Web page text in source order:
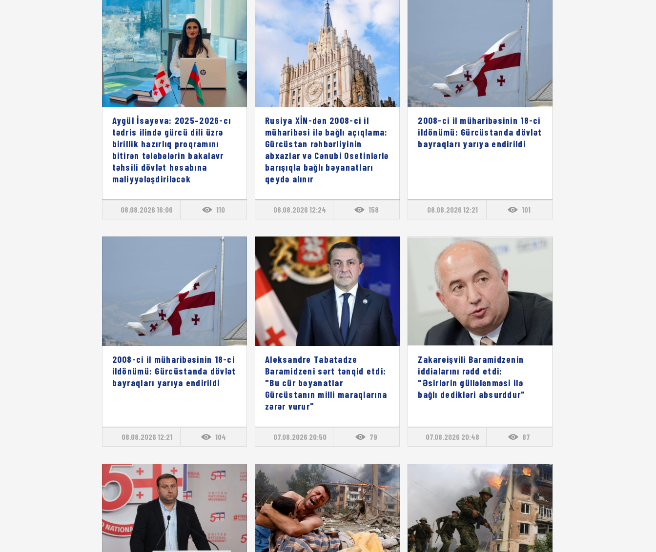
Aygül İsayeva: 2025–2026-cı
tədris ilində gürcü dili üzrə
birillik hazırlıq proqramını
bitirən tələbələrin bakalavr
təhsili dövlət hesabına
maliyyələşdiriləcək
08.08.2026 16:06 110
Rusiya XİN-dən 2008-ci il
müharibəsi ilə bağlı açıqlama:
Gürcüstan rəhbərliyinin
abxazlar və Cənubi Osetinlərlə
barışıqla bağlı bəyanatları
qeydə alınır
08.08.2026 12:24 158
2008-ci il müharibəsinin 18-ci
ildönümü: Gürcüstanda dövlət
bayraqları yarıya endirildi
08.08.2026 12:21 101
2008-ci il müharibəsinin 18-ci
ildönümü: Gürcüstanda dövlət
bayraqları yarıya endirildi
08.08.2026 12:21 104
Aleksandre Tabatadze
Baramidzeni sərt tənqid etdi:
"Bu cür bəyanatlar
Gürcüstanın milli maraqlarına
zərər vurur"
07.08.2026 20:50 79
Zakareişvili Baramidzenin
iddialarını rədd etdi:
"Əsirlərin güllələnməsi ilə
bağlı dedikləri absurddur"
07.08.2026 20:48 87